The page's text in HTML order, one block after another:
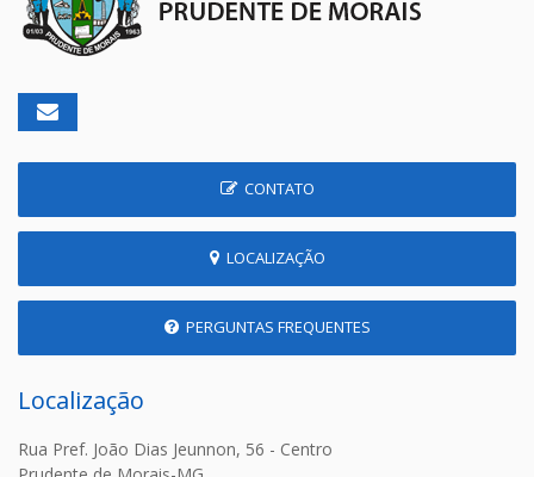
CONTATO
LOCALIZAÇÃO
PERGUNTAS FREQUENTES
Localização
Rua Pref. João Dias Jeunnon, 56 - Centro